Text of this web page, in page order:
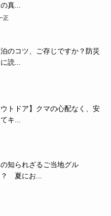
真...
正
のコツ、ご存じですか？防災
読...
ウトドア】クマの心配なく、安
キ...
知られざるご当地グル
？ 夏にお...